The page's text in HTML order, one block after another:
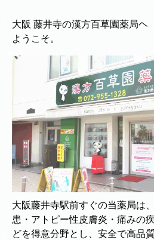
大阪 藤井寺の漢方百草園薬局ヘ
ようこそ。
大阪藤井寺駅前すぐの当薬局は
患・アトピー性皮膚炎・痛みの
どを得意分野とし、安全で高品